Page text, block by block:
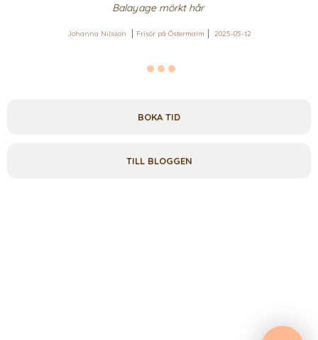
Balayage mörkt hår
Johanna Nilsson Frisör på Östermalm 2025-05-12
BOKA TID
TILL BLOGGEN